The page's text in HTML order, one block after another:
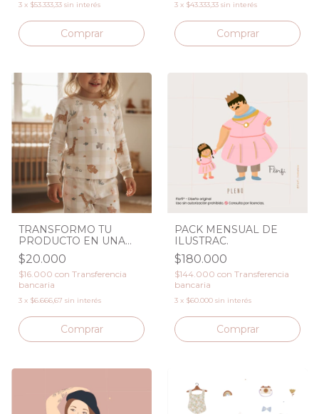
3 x $53.333,33 sin interés
Comprar
3 x $43.333,33 sin interés
Comprar
TRANSFORMO TU
PRODUCTO EN UNA
FOTO PERFECTA
$20.000
$16.000 con Transferencia
bancaria
3 x $6.666,67 sin interés
Comprar
PACK MENSUAL DE
ILUSTRAC.
$180.000
$144.000 con Transferencia
bancaria
3 x $60.000 sin interés
Comprar